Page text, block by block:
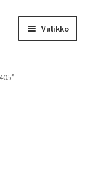
Valikko